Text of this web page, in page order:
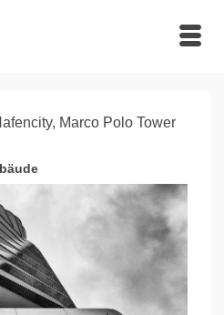
Marco Polo Tower